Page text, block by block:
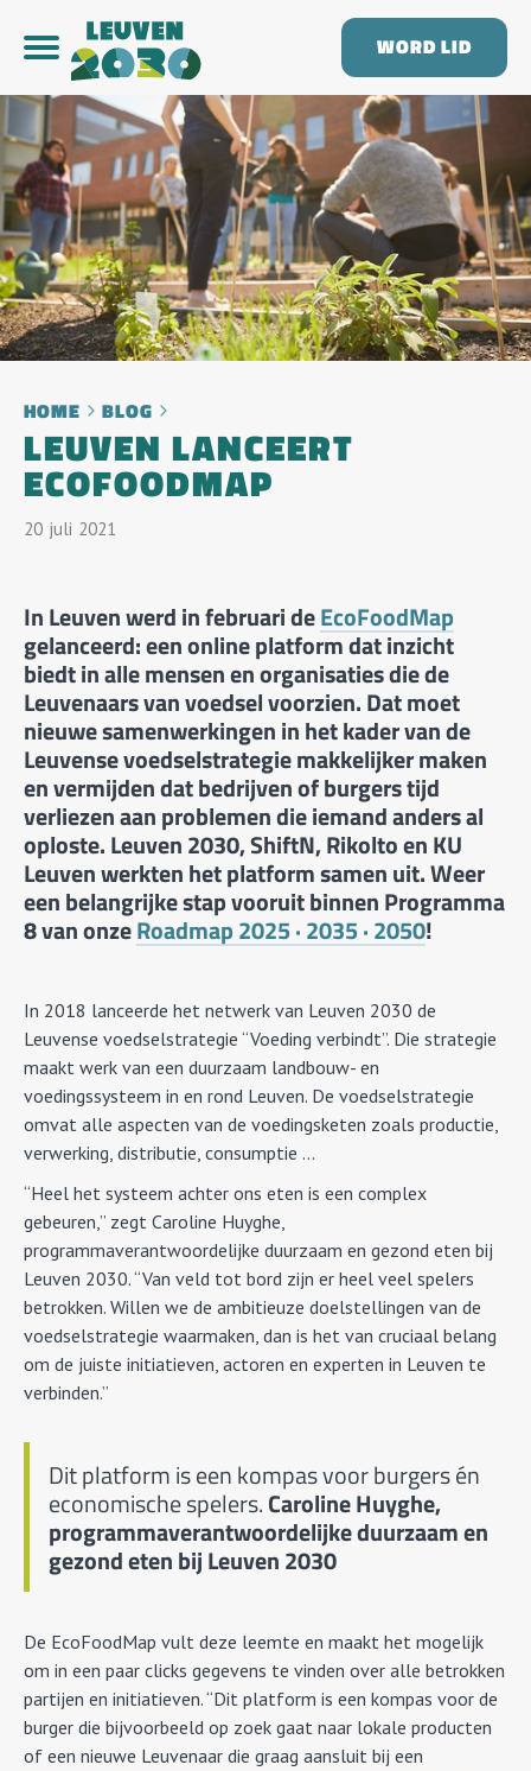
WORD LID
HOME BLOG
LEUVEN LANCEERT
ECOFOODMAP
20 Juli 2021
In Leuven werd in februari deEcoFoodMap
gelanceerd: een online platform dat inzicht
biedt in alle mensen en organisaties die de
Leuvenaars van voedsel voorzien. Dat moet
nieuwe samenwerkingen in het kader van de
Leuvense voedselstrategie makkelijker maken
en vermijden dat bedrijven of burgers tijd
verliezen aan problemen die iemand anders al
oploste. Leuven 2030, ShiftN, Rikolto en KU
Leuven werkten het platform samen uit. Weer
een belangrijke stap vooruit binnen Programma
8 van onzeRoadmap 2025 · 2035 · 2050!
In 2018 lanceerde het netwerk van Leuven 2030 de
Leuvense voedselstrategie “Voeding verbindt”. Die strategie
maakt werk van een duurzaam landbouw- en
voedingssysteem in en rond Leuven. De voedselstrategie
omvat alle aspecten van de voedingsketen zoals productie,
verwerking, distributie, consumptie …
“Heel het systeem achter ons eten is een complex
gebeuren,” zegt Caroline Huyghe,
programmaverantwoordelijke duurzaam en gezond eten bij
Leuven 2030. “Van veld tot bord zijn er heel veel spelers
betrokken. Willen we de ambitieuze doelstellingen van de
voedselstrategie waarmaken, dan is het van cruciaal belang
om de juiste initiatieven, actoren en experten in Leuven te
verbinden.”
Dit platform is een kompas voor burgers én
economische spelers. Caroline Huyghe,
programmaverantwoordelijke duurzaam en
gezond eten bij Leuven 2030
De EcoFoodMap vult deze leemte en maakt het mogelijk
om in een paar clicks gegevens te vinden over alle betrokken
partijen en initiatieven. “Dit platform is een kompas voor de
burger die bijvoorbeeld op zoek gaat naar lokale producten
of een nieuwe Leuvenaar die graag aansluit bij een